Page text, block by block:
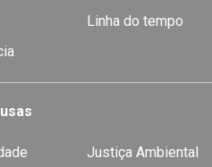
Linha do tempo
Justiça Ambiental